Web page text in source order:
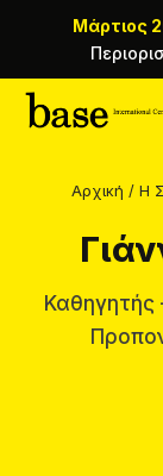
Μάρτιος
Αρχική / Η
Καθηγητής